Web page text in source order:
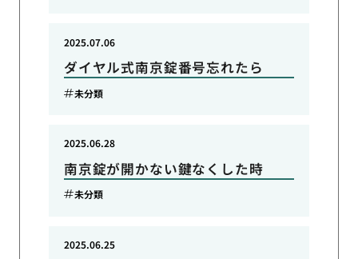
ダイヤル式南京錠番号忘れたら
2025.07.06
未分類
南京錠が開かない鍵なくした時
2025.06.28
未分類
2025.06.25